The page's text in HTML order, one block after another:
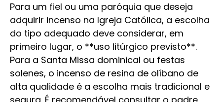
Para um fiel ou uma paróquia que deseja
adquirir incenso na Igreja Católica, a escolha
do tipo adequado deve considerar, em
primeiro lugar, o **uso litúrgico previsto**.
Para a Santa Missa dominical ou festas
solenes, o incenso de resina de olíbano de
alta qualidade é a escolha mais tradicional e